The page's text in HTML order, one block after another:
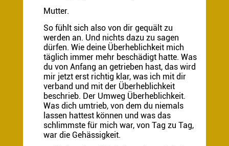
Mutter.
So fühlt sich also von dir gequält zu
werden an. Und nichts dazu zu sagen
dürfen. Wie deine Überheblichkeit mich
täglich immer mehr beschädigt hatte. Was
du von Anfang an getrieben hast, das wird
mir jetzt erst richtig klar, was ich mit dir
verband und mit der Überheblichkeit
beschrieb. Der Umweg Überheblichkeit.
Was dich umtrieb, von dem du niemals
lassen hattest können und was das
schlimmste für mich war, von Tag zu Tag,
war die Gehässigkeit.